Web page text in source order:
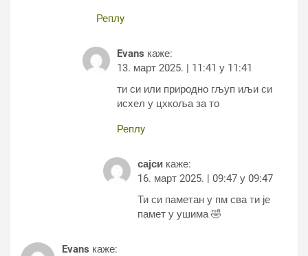
Реплy
Evans каже:
13. март 2025. | 11:41 у 11:41
ти си или природно гљуп иљи си
исхел у цхкоља за то
Реплy
сајси каже:
16. март 2025. | 09:47 у 09:47
Ти си паметан у пм сва ти је
памет у ушима 🤣
Evans каже: